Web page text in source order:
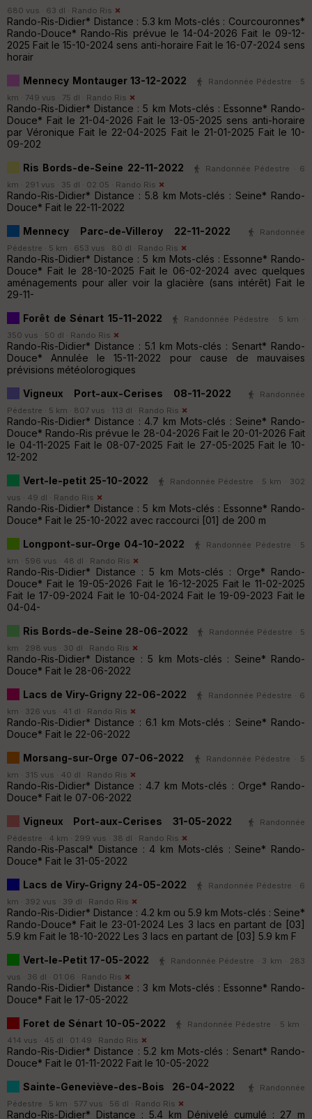
680 vus · 63 dl · Rando Ris
Rando-Ris-Didier* Distance : 5.3 km Mots-clés : Courcouronnes*
Rando-Douce* Rando-Ris prévue le 14-04-2026 Fait le 09-12-
2025 Fait le 15-10-2024 sens anti-horaire Fait le 16-07-2024 sens
horair
Mennecy Montauger 13-12-2022
Randonnée Pédestre · 5
km · 749 vus · 75 dl · Rando Ris
Rando-Ris-Didier* Distance : 5 km Mots-clés : Essonne* Rando-
Douce* Fait le 21-04-2026 Fait le 13-05-2025 sens anti-horaire
par Véronique Fait le 22-04-2025 Fait le 21-01-2025 Fait le 10-
09-202
Ris Bords-de-Seine 22-11-2022
Randonnée Pédestre · 6
km · 291 vus · 35 dl · 02:05 · Rando Ris
Rando-Ris-Didier* Distance : 5.8 km Mots-clés : Seine* Rando-
Douce* Fait le 22-11-2022
Mennecy Parc-de-Villeroy 22-11-2022
Randonnée
Pédestre · 5 km · 653 vus · 80 dl · Rando Ris
Rando-Ris-Didier* Distance : 5 km Mots-clés : Essonne* Rando-
Douce* Fait le 28-10-2025 Fait le 06-02-2024 avec quelques
aménagements pour aller voir la glacière (sans intérêt) Fait le
29-11-
Forêt de Sénart 15-11-2022
Randonnée Pédestre · 5 km ·
350 vus · 50 dl · Rando Ris
Rando-Ris-Didier* Distance : 5.1 km Mots-clés : Senart* Rando-
Douce* Annulée le 15-11-2022 pour cause de mauvaises
prévisions météolorogiques
Vigneux Port-aux-Cerises 08-11-2022
Randonnée
Pédestre · 5 km · 807 vus · 113 dl · Rando Ris
Rando-Ris-Didier* Distance : 4.7 km Mots-clés : Seine* Rando-
Douce* Rando-Ris prévue le 28-04-2026 Fait le 20-01-2026 Fait
le 04-11-2025 Fait le 08-07-2025 Fait le 27-05-2025 Fait le 10-
12-202
Vert-le-petit 25-10-2022
Randonnée Pédestre · 5 km · 302
vus · 49 dl · Rando Ris
Rando-Ris-Didier* Distance : 5 km Mots-clés : Essonne* Rando-
Douce* Fait le 25-10-2022 avec raccourci [01] de 200 m
Longpont-sur-Orge 04-10-2022
Randonnée Pédestre · 5
km · 596 vus · 48 dl · Rando Ris
Rando-Ris-Didier* Distance : 5 km Mots-clés : Orge* Rando-
Douce* Fait le 19-05-2026 Fait le 16-12-2025 Fait le 11-02-2025
Fait le 17-09-2024 Fait le 10-04-2024 Fait le 19-09-2023 Fait le
04-04-
Ris Bords-de-Seine 28-06-2022
Randonnée Pédestre · 5
km · 298 vus · 30 dl · Rando Ris
Rando-Ris-Didier* Distance : 5 km Mots-clés : Seine* Rando-
Douce* Fait le 28-06-2022
Lacs de Viry-Grigny 22-06-2022
Randonnée Pédestre · 6
km · 326 vus · 41 dl · Rando Ris
Rando-Ris-Didier* Distance : 6.1 km Mots-clés : Seine* Rando-
Douce* Fait le 22-06-2022
Morsang-sur-Orge 07-06-2022
Randonnée Pédestre · 5
km · 315 vus · 40 dl · Rando Ris
Rando-Ris-Didier* Distance : 4.7 km Mots-clés : Orge* Rando-
Douce* Fait le 07-06-2022
Vigneux Port-aux-Cerises 31-05-2022
Randonnée
Pédestre · 4 km · 299 vus · 38 dl · Rando Ris
Rando-Ris-Pascal* Distance : 4 km Mots-clés : Seine* Rando-
Douce* Fait le 31-05-2022
Lacs de Viry-Grigny 24-05-2022
Randonnée Pédestre · 6
km · 392 vus · 39 dl · Rando Ris
Rando-Ris-Didier* Distance : 4.2 km ou 5.9 km Mots-clés : Seine*
Rando-Douce* Fait le 23-01-2024 Les 3 lacs en partant de [03]
5.9 km Fait le 18-10-2022 Les 3 lacs en partant de [03] 5.9 km F
Vert-le-Petit 17-05-2022
Randonnée Pédestre · 3 km · 283
vus · 36 dl · 01:06 · Rando Ris
Rando-Ris-Didier* Distance : 3 km Mots-clés : Essonne* Rando-
Douce* Fait le 17-05-2022
Foret de Sénart 10-05-2022
Randonnée Pédestre · 5 km ·
414 vus · 45 dl · 01:49 · Rando Ris
Rando-Ris-Didier* Distance : 5.2 km Mots-clés : Senart* Rando-
Douce* Fait le 01-11-2022 Fait le 10-05-2022
Sainte-Geneviève-des-Bois 26-04-2022
Randonnée
Pédestre · 5 km · 577 vus · 56 dl · Rando Ris
Rando-Ris-Didier* Distance : 5.4 km Dénivelé cumulé : 27 m